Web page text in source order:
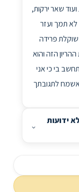
שאר ירקות,
עד חודש 4 ,וגם אז לא תמך ועזר
פרידה
הזה והוא
בי כי אני
לתגובתך
ידועות ⌄